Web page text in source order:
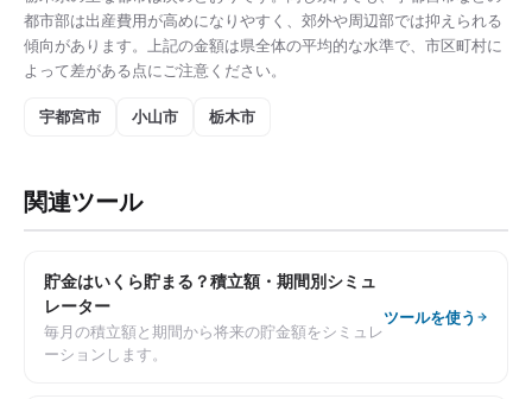
都市部は出産費用が高めになりやすく、郊外や周辺部では抑えられる
傾向があります。上記の金額は県全体の平均的な水準で、市区町村に
よって差がある点にご注意ください。
宇都宮市 小山市 栃木市
関連ツール
貯金はいくら貯まる？積立額・期間別シミュ
レーター
毎月の積立額と期間から将来の貯金額をシミュレ
ーションします。
ツールを使う